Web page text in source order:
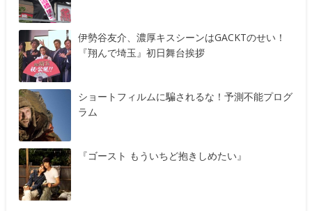
伊勢谷友介、濃厚キスシーンはGACKTのせい！
『翔んで埼玉』初日舞台挨拶
ショートフィルムに騙されるな！予測不能プログ
ラム
『ゴースト もういちど抱きしめたい』